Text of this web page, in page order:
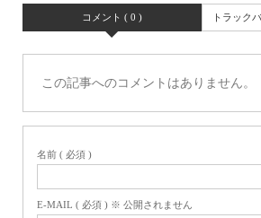
コメント ( 0 ) トラック
この記事へのコメントはありません。
名前 ( 必須 )
E-MAIL ( 必須 ) ※ 公開されません